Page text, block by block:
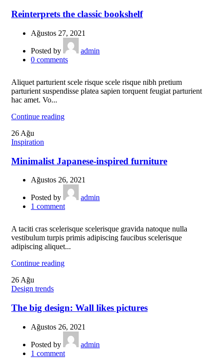
Reinterprets the classic bookshelf
Ağustos 27, 2021
Posted by
admin
0 comments
Aliquet parturient scele risque scele risque nibh pretium
parturient suspendisse platea sapien torquent feugiat parturient
hac amet. Vo...
Continue reading
26 Ağu
Inspiration
Minimalist Japanese-inspired furniture
Ağustos 26, 2021
Posted by
admin
1 comment
A taciti cras scelerisque scelerisque gravida natoque nulla
vestibulum turpis primis adipiscing faucibus scelerisque
adipiscing aliquet...
Continue reading
26Ağu
Design trends
The big design: Wall likes pictures
Ağustos 26, 2021
Posted by
admin
1 comment